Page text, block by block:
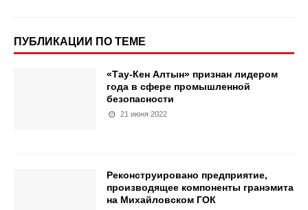
ПУБЛИКАЦИИ ПО ТЕМЕ
«Тау-Кен Алтын» признан лидером
года в сфере промышленной
безопасности
21 июня 2022
Реконструировано предприятие,
производящее компоненты гранэмита
на Михайловском ГОК